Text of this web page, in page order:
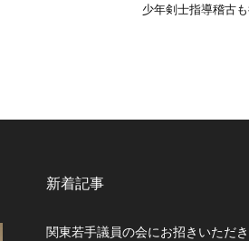
少年剣士指導稽古
新着記事
関東若手議員の会にお招きいただ